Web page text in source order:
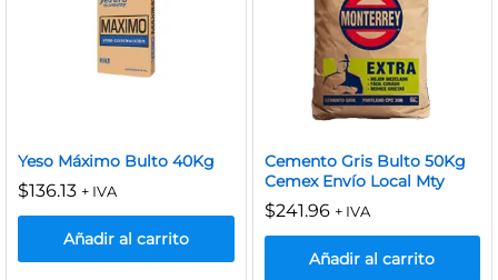
Yeso Máximo Bulto 40Kg
$136.13 + IVA
Añadir al carrito
Cemento Gris Bulto 50Kg
Cemex Envío Local Mty
$241.96 + IVA
Añadir al carrito